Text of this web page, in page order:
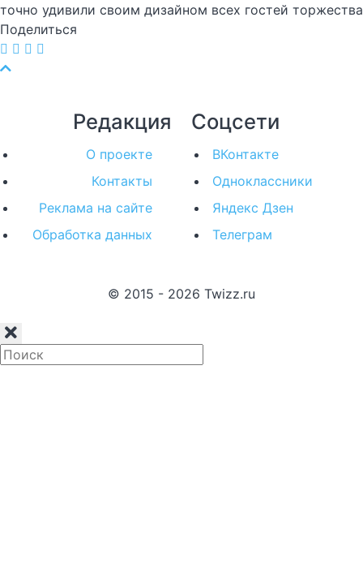
точно удивили своим дизайном всех гостей торжества
Поделиться
Редакция
О проекте
Контакты
Реклама на сайте
Обработка данных
Соцсети
ВКонтакте
Одноклассники
Яндекс Дзен
Телеграм
© 2015 - 2026 Twizz.ru